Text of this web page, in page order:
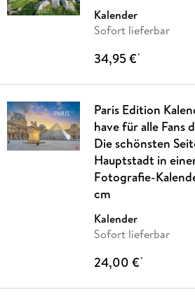
Kalender
Sofort lieferbar
34,95 €*
Paris Edition
have für alle Fans
Die schönsten
Hauptstadt in
Fotografie-
cm
Kalender
Sofort lieferbar
24,00 €*